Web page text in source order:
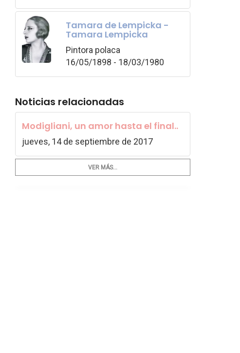
Tamara de Lempicka -
Tamara Lempicka
Pintora polaca
16/05/1898 - 18/03/1980
Noticias relacionadas
Modigliani, un amor hasta el final..
jueves, 14 de septiembre de 2017
VER MÁS...